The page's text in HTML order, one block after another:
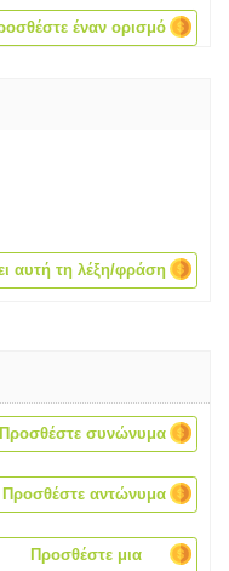
έναν ορισμό
αυτή τη λέξη/φράση
Προσθέστε συνώνυμα
Προσθέστε αντώνυμα
Προσθέστε μια